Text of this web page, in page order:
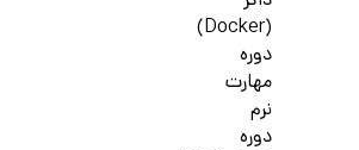
(Docker)
دوره
مهارت
نرم
دوره